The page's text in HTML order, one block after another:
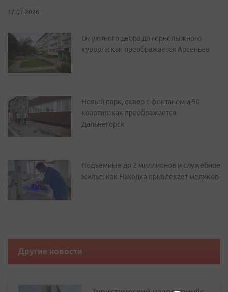
17.07.2026
От уютного двора до горнолыжного
курорта: как преображается Арсеньев
Новый парк, сквер с фонтаном и 50
квартир: как преображается
Дальнегорск
Подъемные до 2 миллионов и служебное
жилье: как Находка привлекает медиков
Другие новости